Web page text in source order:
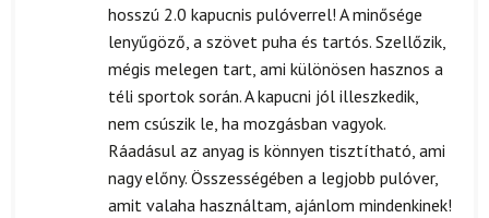
hosszú 2.0 kapucnis pulóverrel! A minősége
lenyűgöző, a szövet puha és tartós. Szellőzik,
mégis melegen tart, ami különösen hasznos a
téli sportok során. A kapucni jól illeszkedik,
nem csúszik le, ha mozgásban vagyok.
Ráadásul az anyag is könnyen tisztítható, ami
nagy előny. Összességében a legjobb pulóver,
amit valaha használtam, ajánlom mindenkinek!